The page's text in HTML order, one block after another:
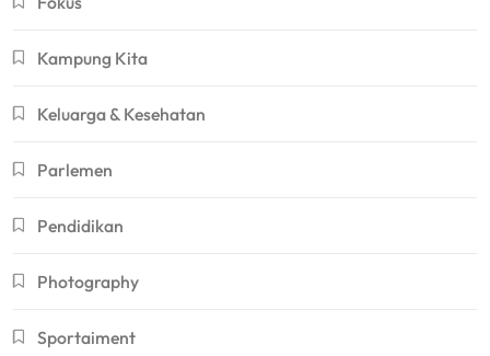
Kampung Kita
Keluarga & Kesehatan
Parlemen
Pendidikan
Photography
Sportaiment